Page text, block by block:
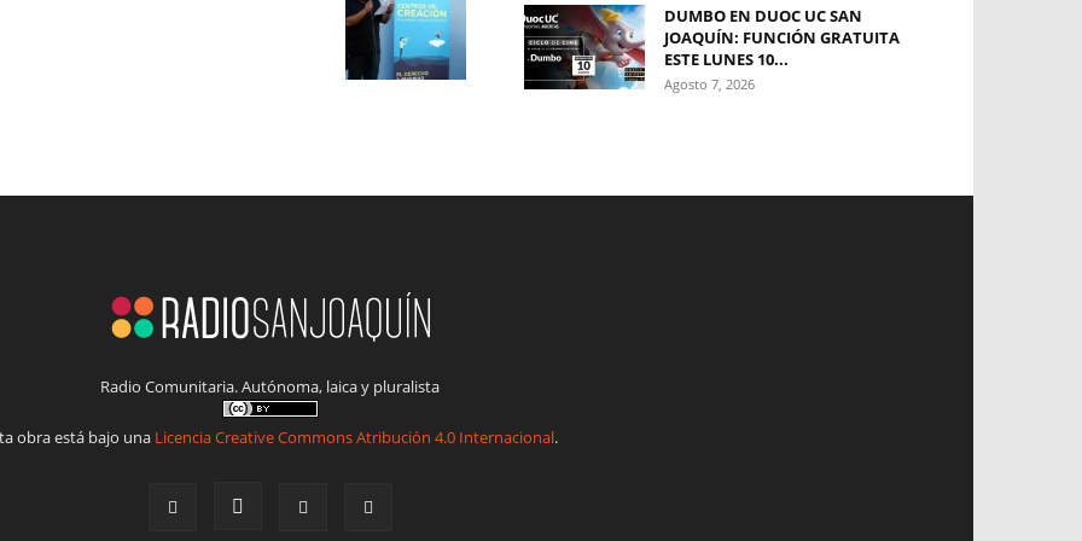
DUMBO EN DUOC UC SAN
JOAQUÍN: FUNCIÓN GRATUITA
ESTE LUNES 10...
Agosto 7, 2026
Radio Comunitaria. Autónoma, laica y pluralista
obra está bajo una Licencia Creative Commons Atribución 4.0 Internacional.